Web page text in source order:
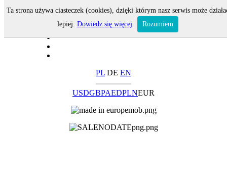
PL DE EN
USDGBPAEDPLNEUR
Ta strona używa ciasteczek (cookies), dzięki którym nasz serwis może
lepiej. Dowiedz się więcej Rozumiem